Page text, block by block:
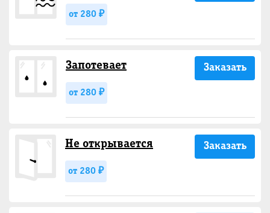
от 280 ₽
Запотевает
от 280 ₽
Заказать
Не открывается
от 280 ₽
Заказать